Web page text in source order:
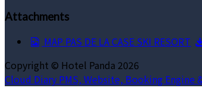
Attachments
MAP PAS DE LA CASE SKI RESORT
Copyright © Hotel Panda 2026
Cloud Diary PMS, Website, Booking Engine